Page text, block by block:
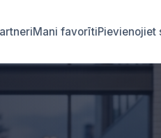
Mani favorītiPievienojiet